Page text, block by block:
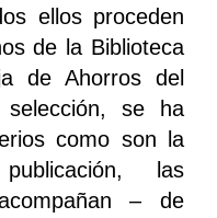
ellos proceden
de la Biblioteca
de Ahorros del
selección, se ha
como son la
las
– de